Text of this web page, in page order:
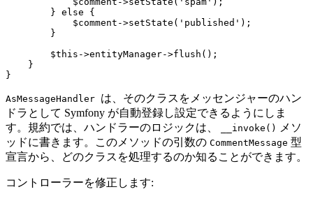
        }
else {
$comment ->setState ( 'published' );
        }
$this ->entityManager->flush ();
    }
}
AsMessageHandler は、そのクラスをメッセンジャーのハン
ドラとして Symfony が自動登録し設定できるようにしま
す。規約では、ハンドラーのロジックは、
__invoke()
メソ
ッドに書きます。このメソッドの引数の CommentMessage 型
宣言から、どのクラスを処理するのか知ることができます。
コントローラーを修正します: